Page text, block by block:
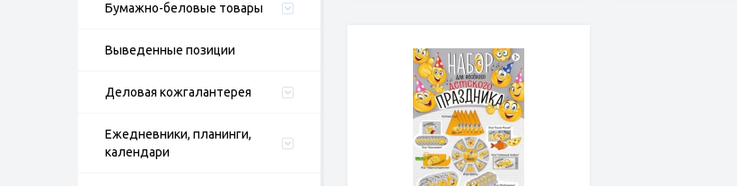
Бумажно-беловые товары
Выведенные позиции
Деловая кожгалантерея
Ежедневники, планинги,
календари